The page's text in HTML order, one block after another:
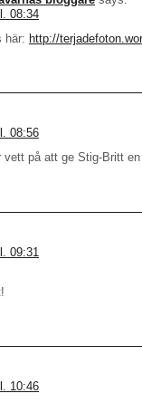
08:34
här: http://
08:56
vett på att ge Stig-Britt
09:31
10:46